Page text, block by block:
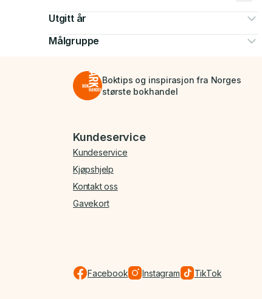
Utgitt år
Målgruppe
Boktips og inspirasjon fra Norges
største bokhandel
Bunnmeny
Kundeservice
Kundeservice
Kjøpshjelp
Kontakt oss
Gavekort
Facebook Instagram TikTok